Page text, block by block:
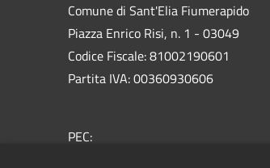
Comune di Sant'Elia Fiumerapido
Piazza Enrico Risi, n. 1 - 03049
Codice Fiscale: 81002190601
Partita IVA: 00360930606
PEC: